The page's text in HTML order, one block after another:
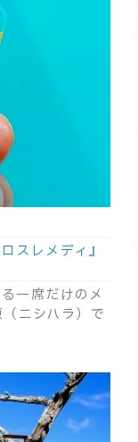
スレメディ』
一席だけのメ
ニシハラ）で